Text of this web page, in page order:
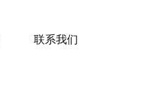
联系我们